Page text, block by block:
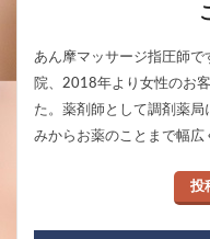
あん摩マッサージ指圧師
院、2018年より女性のお
た。薬剤師として調剤薬
みからお薬のことまで幅広
投